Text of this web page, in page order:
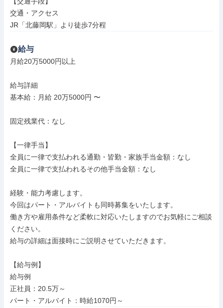
交通・アクセス
JR「北藤岡駅」より徒歩7分程
給与
月給20万5000円以上
給与詳細
基本給：月給 20万5000円 〜
固定残業代：なし
【一律手当】
全員に一律で支払われる通勤・皆勤・家族手当金額：なし
全員に一律で支払われるその他手当金額：なし
経験・能力考慮します。
今回はパート・アルバイトも同時募集をいたします。
働き方や雇用条件など柔軟に対応いたしますのでお気軽にご相談
ください。
給与の詳細は面接時にご説明させていただきます。
【給与例】
給与例
正社員：20.5万～
パート・アルバイト：時給1070円～